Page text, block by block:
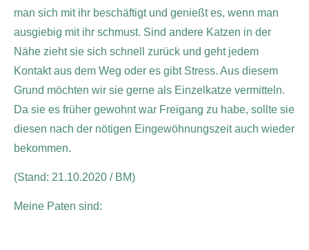
man sich mit ihr beschäftigt und genießt es, wenn man
ausgiebig mit ihr schmust. Sind andere Katzen in der
Nähe zieht sie sich schnell zurück und geht jedem
Kontakt aus dem Weg oder es gibt Stress. Aus diesem
Grund möchten wir sie gerne als Einzelkatze vermitteln.
Da sie es früher gewohnt war Freigang zu habe, sollte sie
diesen nach der nötigen Eingewöhnungszeit auch wieder
bekommen.
(Stand: 21.10.2020 / BM)
Meine Paten sind: